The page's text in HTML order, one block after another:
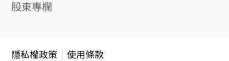
股東專欄
隱私權政策 使用條款